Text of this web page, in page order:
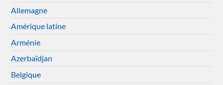
Allemagne
Amérique latine
Arménie
Azerbaïdjan
Belgique